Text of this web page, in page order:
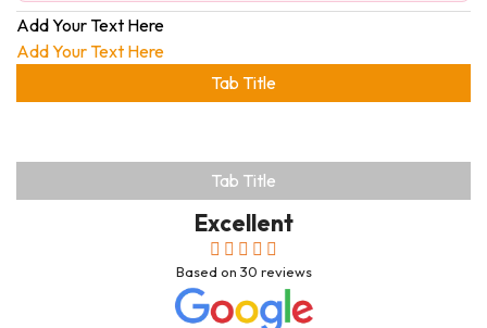
Add Your Text Here
Add Your Text Here
Tab Title
Tab Title
Excellent
Based on 30 reviews